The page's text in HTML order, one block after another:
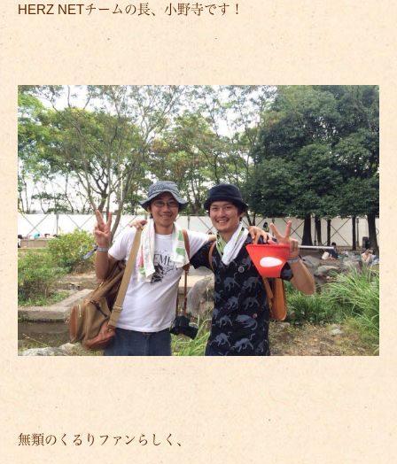
HERZ NETチームの長、小野寺です！
無類のくるりファンらしく、